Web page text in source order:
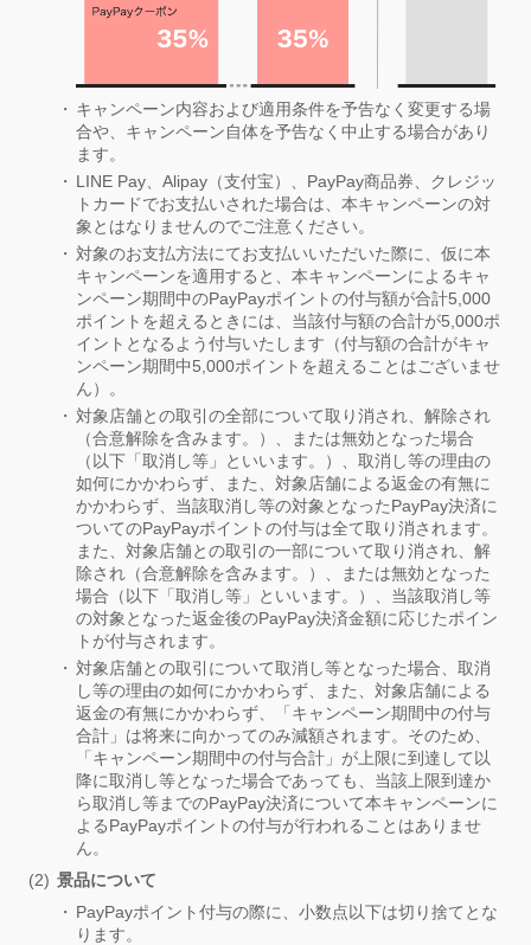
キャンペーン内容および適用条件を予告なく変更する場
合や、キャンペーン自体を予告なく中止する場合があり
ます。
LINE Pay、Alipay（支付宝）、PayPay商品券、クレジッ
トカードでお支払いされた場合は、本キャンペーンの対
象とはなりませんのでご注意ください。
対象のお支払方法にてお支払いいただいた際に、仮に本
キャンペーンを適用すると、本キャンペーンによるキャ
ンペーン期間中のPayPayポイントの付与額が合計5,000
ポイントを超えるときには、当該付与額の合計が5,000ポ
イントとなるよう付与いたします（付与額の合計がキャ
ンペーン期間中5,000ポイントを超えることはございませ
ん）。
対象店舗との取引の全部について取り消され、解除され
（合意解除を含みます。）、または無効となった場合
（以下「取消し等」といいます。）、取消し等の理由の
如何にかかわらず、また、対象店舗による返金の有無に
かかわらず、当該取消し等の対象となったPayPay決済に
ついてのPayPayポイントの付与は全て取り消されます。
また、対象店舗との取引の一部について取り消され、解
除され（合意解除を含みます。）、または無効となった
場合（以下「取消し等」といいます。）、当該取消し等
の対象となった返金後のPayPay決済金額に応じたポイン
トが付与されます。
対象店舗との取引について取消し等となった場合、取消
し等の理由の如何にかかわらず、また、対象店舗による
返金の有無にかかわらず、「キャンペーン期間中の付与
合計」は将来に向かってのみ減額されます。そのため、
「キャンペーン期間中の付与合計」が上限に到達して以
降に取消し等となった場合であっても、当該上限到達か
ら取消し等までのPayPay決済について本キャンペーンに
よるPayPayポイントの付与が行われることはありませ
ん。
景品について
PayPayポイント付与の際に、小数点以下は切り捨てとな
ります。